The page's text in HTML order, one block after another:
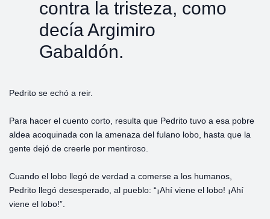
contra la tristeza, como
decía Argimiro
Gabaldón.
Pedrito se echó a reir.
Para hacer el cuento corto, resulta que Pedrito tuvo a esa pobre
aldea acoquinada con la amenaza del fulano lobo, hasta que la
gente dejó de creerle por mentiroso.
Cuando el lobo llegó de verdad a comerse a los humanos,
Pedrito llegó desesperado, al pueblo: “¡Ahí viene el lobo! ¡Ahí
viene el lobo!”.